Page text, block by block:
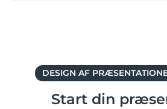
DESIGN AF
Start din